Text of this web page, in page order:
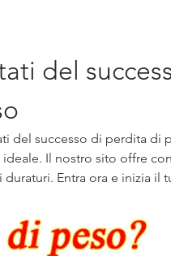
del
del successo di perdita di
Il nostro sito offre
Entra ora e inizia il